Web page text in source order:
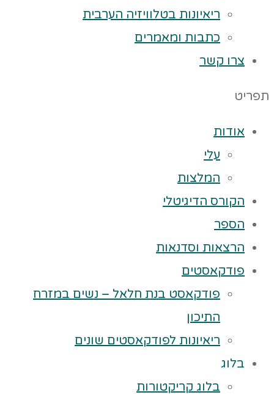
ריאיונות בטלוויזיה הערבית
כתבות ומאמרים
צרו קשר
תפריט
אודות
עלי
המלצות
הקורס הדיגיטלי
הספר
הרצאות וסדנאות
פודקאסטים
פודקאסט בנת חלאל – נשים במזרח
התיכון
ריאיונות לפודקאסטים שונים
בלוג
בלוג קריקטורות